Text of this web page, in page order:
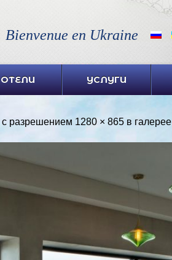
Bienvenue en Ukraine
ОТЕЛИ УСЛУГИ
с разрешением 1280 × 865 в галерее